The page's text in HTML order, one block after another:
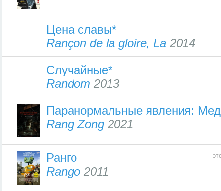
Цена славы*
Rançon de la gloire, La 2014
Случайные*
Random 2013
Паранормальные явления:
Rang Zong 2021
Ранго
Rango 2011